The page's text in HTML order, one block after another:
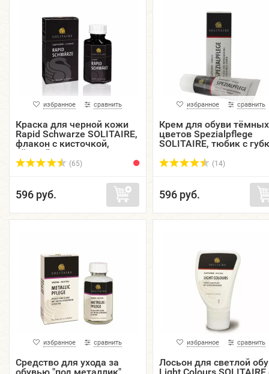
избранное сравнить
Краска для черной кожи
Rapid Schwarze SOLITAIRE,
флакон с кисточкой,
чёрный, 50 мл.
(65)
596 руб.
избранное сравнить
Крем для обуви тёмных
цветов Spezialpflege
SOLITAIRE, тюбик с
(14)
596 руб.
избранное сравнить
Средство для ухода за
обувью "под металлик"
избранное сравнить
Лосьон для светлой
Light Colours SOLITAIRE